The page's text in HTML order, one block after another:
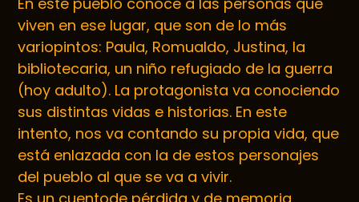
viven en ese lugar, que son de lo más
variopintos: Paula, Romualdo, Justina, la
bibliotecaria, un niño refugiado de la guerra
(hoy adulto). La protagonista va conociendo
sus distintas vidas e historias. En este
intento, nos va contando su propia vida, que
está enlazada con la de estos personajes
del pueblo al que se va a vivir.